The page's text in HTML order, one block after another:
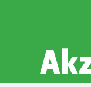
Sophia Care